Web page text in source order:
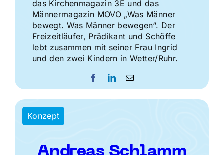
das Kirchenmagazin 3E und das
Männermagazin MOVO „Was Männer
bewegt. Was Männer bewegen“. Der
Freizeitläufer, Prädikant und Schöffe
lebt zusammen mit seiner Frau Ingrid
und den zwei Kindern in Wetter/Ruhr.
Konzept